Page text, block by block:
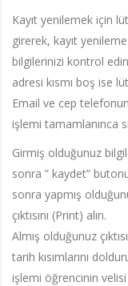
Kayıt yenilemek için
girerek, kayıt
bilgilerinizi kontrol
adresi kısmı boş ise
Email ve cep
işlemi tamamlanınca
Girmiş olduğunuz
sonra ” kaydet”
sonra yapmış
çıktısını (Print) alın.
Almış olduğunuz
tarih kısımlarını
işlemi öğrencinin